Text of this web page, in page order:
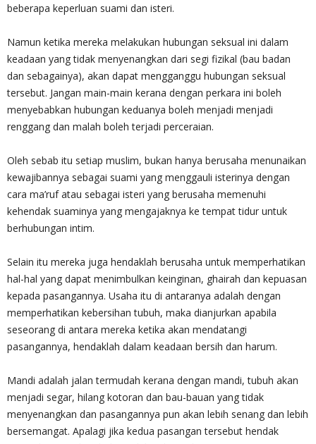
beberapa keperluan suami dan isteri.
Namun ketika mereka melakukan hubungan seksual ini dalam
keadaan yang tidak menyenangkan dari segi fizikal (bau badan
dan sebagainya), akan dapat mengganggu hubungan seksual
tersebut. Jangan main-main kerana dengan perkara ini boleh
menyebabkan hubungan keduanya boleh menjadi menjadi
renggang dan malah boleh terjadi perceraian.
Oleh sebab itu setiap muslim, bukan hanya berusaha menunaikan
kewajibannya sebagai suami yang menggauli isterinya dengan
cara ma’ruf atau sebagai isteri yang berusaha memenuhi
kehendak suaminya yang mengajaknya ke tempat tidur untuk
berhubungan intim.
Selain itu mereka juga hendaklah berusaha untuk memperhatikan
hal-hal yang dapat menimbulkan keinginan, ghairah dan kepuasan
kepada pasangannya. Usaha itu di antaranya adalah dengan
memperhatikan kebersihan tubuh, maka dianjurkan apabila
seseorang di antara mereka ketika akan mendatangi
pasangannya, hendaklah dalam keadaan bersih dan harum.
Mandi adalah jalan termudah kerana dengan mandi, tubuh akan
menjadi segar, hilang kotoran dan bau-bauan yang tidak
menyenangkan dan pasangannya pun akan lebih senang dan lebih
bersemangat. Apalagi jika kedua pasangan tersebut hendak